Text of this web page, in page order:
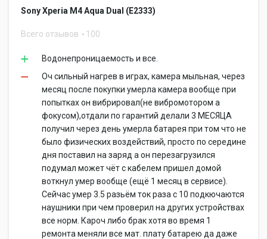
Sony Xperia M4 Aqua Dual (E2333)
Всего отзывов 100
Водонепроницаемость и все.
Оч сильный нагрев в играх, камера мыльная, через
месяц после покупки умерла камера вообще при
попытках он вибрировал(не вибромотором а
фокусом),отдали по гарантий делали 3 МЕСЯЦА
получил через день умерла батарея при том что не
было физических воздействий, просто по середине
дня поставил на заряд а он перезагрузился
подумал может чёт с кабелем пришел домой
воткнул умер вообще (ещё 1 месяц в сервисе).
Сейчас умер 3.5 разьём ток раза с 10 подкючаются
наушники при чем проверил на других устройствах
все норм. Кароч либо брак хотя во время 1
ремонта меняли все мат. плату батарею да даже